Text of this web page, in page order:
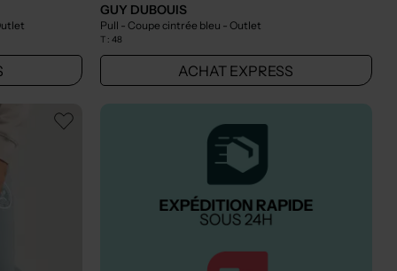
GUY DUBOUIS
Pull - Coupe cintrée bleu - Outlet
T : 48
ACHAT EXPRESS